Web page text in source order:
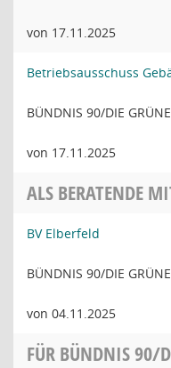
von 17.11.2025
Betriebsausschuss
BÜNDNIS 90/DIE
von 17.11.2025
ALS BERATENDE
BV Elberfeld
BÜNDNIS 90/DIE
von 04.11.2025
FÜR BÜNDNIS 90/